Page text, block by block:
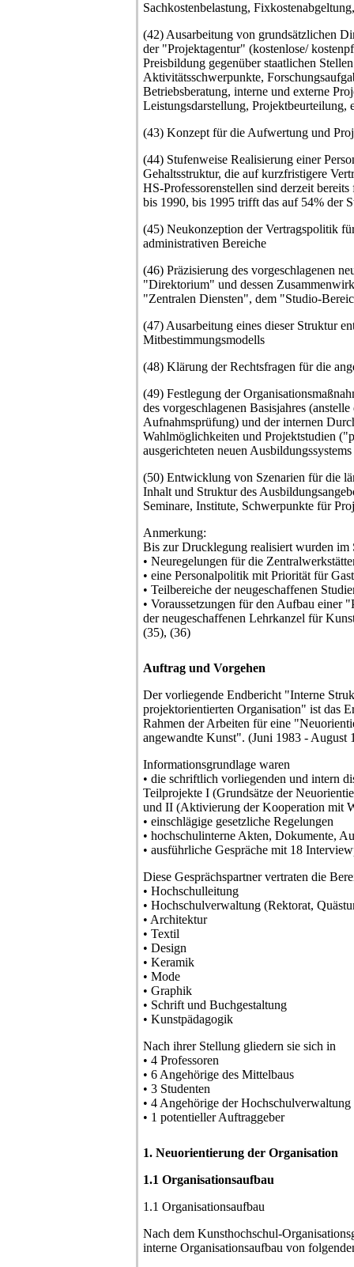
Sachkostenbelastung,
(42) Ausarbeitung von grundsätzlichen
der "Projektagentur" (kostenlose/
Preisbildung gegenüber staatlichen
Aktivitätsschwerpunkte,
Betriebsberatung, interne und externe
Leistungsdarstellung, Projektbeurteilung,
(43) Konzept für die Aufwertung und
(44) Stufenweise Realisierung einer
Gehaltsstruktur, die auf kurzfristigere
HS-Professorenstellen sind derzeit
bis 1990, bis 1995 trifft das auf 54% der
(45) Neukonzeption der Vertragspolitik
administrativen Bereiche
(46) Präzisierung des vorgeschlagenen
"Direktorium" und dessen
"Zentralen Diensten", dem "Studio-
(47) Ausarbeitung eines dieser Struktur
Mitbestimmungsmodells
(48) Klärung der Rechtsfragen für die
(49) Festlegung der
des vorgeschlagenen Basisjahres
Aufnahmsprüfung) und der internen
Wahlmöglichkeiten und Projektstudien
ausgerichteten neuen
(50) Entwicklung von Szenarien für die
Inhalt und Struktur des
Seminare, Institute, Schwerpunkte für
Anmerkung:
Bis zur Drucklegung realisiert wurden im
• Neuregelungen für die
• eine Personalpolitik mit Priorität für
• Teilbereiche der neugeschaffenen
• Voraussetzungen für den Aufbau einer
der neugeschaffenen Lehrkanzel für
(35), (36)
Auftrag und Vorgehen
Der vorliegende Endbericht "Interne
projektorientierten Organisation" ist das
Rahmen der Arbeiten für eine
angewandte Kunst". (Juni 1983 - August
Informationsgrundlage waren
• die schriftlich vorliegenden und intern
Teilprojekte I (Grundsätze der
und II (Aktivierung der Kooperation mit
• einschlägige gesetzliche Regelungen
• hochschulinterne Akten, Dokumente,
• ausführliche Gespräche mit 18
Diese Gesprächspartner vertraten die
• Hochschulleitung
• Hochschulverwaltung (Rektorat,
• Architektur
• Textil
• Design
• Keramik
• Mode
• Graphik
• Schrift und Buchgestaltung
• Kunstpädagogik
Nach ihrer Stellung gliedern sie sich in
• 4 Professoren
• 6 Angehörige des Mittelbaus
• 3 Studenten
• 4 Angehörige der Hochschulverwaltung
• 1 potentieller Auftraggeber
1. Neuorientierung der Organisation
1.1 Organisationsaufbau
1.1 Organisationsaufbau
Nach dem Kunsthochschul-
interne Organisationsaufbau von